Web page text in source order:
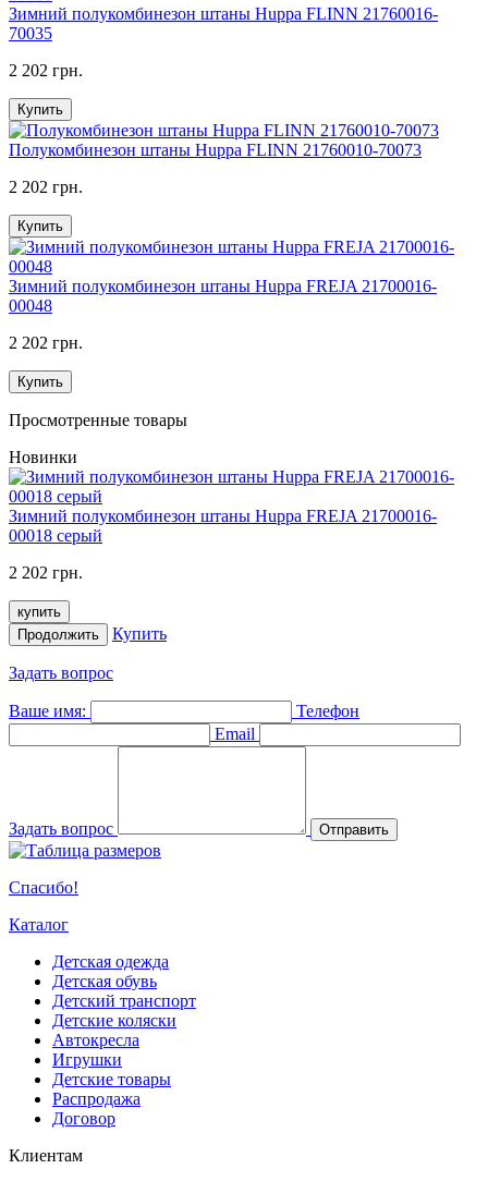
Зимний полукомбинезон штаны Huppa FLINN 21760016-
70035
2 202 грн.
Купить
Полукомбинезон штаны Huppa FLINN 21760010-70073
2 202 грн.
Купить
Зимний полукомбинезон штаны Huppa FREJA 21700016-
00048
2 202 грн.
Купить
Просмотренные товары
Новинки
Зимний полукомбинезон штаны Huppa FREJA 21700016-
00018 серый
2 202 грн.
купить
Продолжить
Купить
Задать вопрос
Ваше имя:
Телефон
Email
Задать вопрос Отправить
Спасибо!
Каталог
Детская одежда
Детская обувь
Детский транспорт
Детские коляски
Автокресла
Игрушки
Детские товары
Распродажа
Договор
Клиентам